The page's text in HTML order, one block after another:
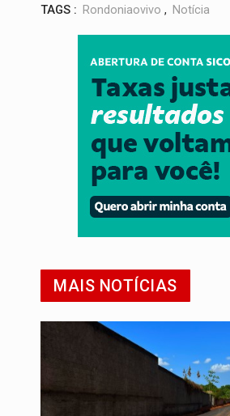
TAGS : Rondoniaovivo , Notícia
MAIS NOTÍCIAS